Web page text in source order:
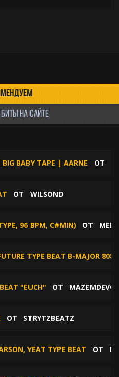
НА САЙТЕ
BABY TAPE | AARNE ОТ
ОТ WILSOND
96 BPM, C#MIN) ОТ
TYPE BEAT B-MAJOR
"EUCH" ОТ MAZEMDEVOL
ОТ STRYTZBEATZ
YEAT TYPE BEAT ОТ